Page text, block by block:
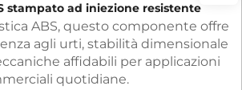
stampato ad iniezione resistente
ABS, questo componente offre
agli urti, stabilità dimensionale
affidabili per applicazioni
quotidiane.